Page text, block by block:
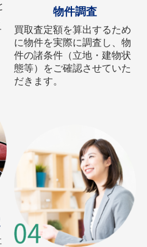
物件調査
買取査定額を算出するため
に物件を実際に調査し、物
件の諸条件（立地・建物状
態等）をご確認させていた
だきます。